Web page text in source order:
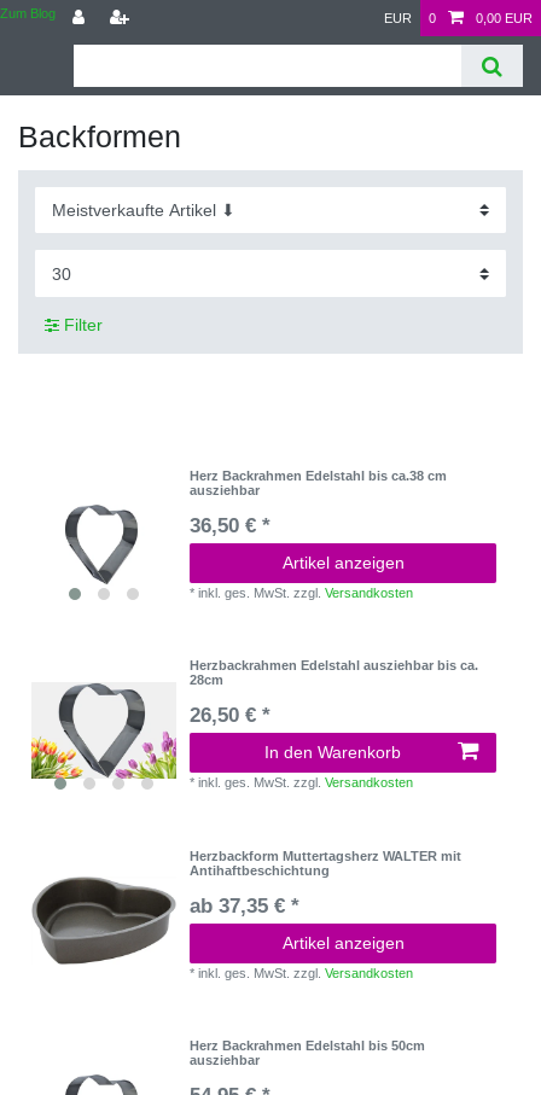
Zum Blog EUR 0 0,00 EUR
Backformen
Filter
Herz Backrahmen Edelstahl bis ca.38 cm
ausziehbar
36,50 € *
Artikel anzeigen
*inkl. ges. MwSt. zzgl.Versandkosten
Herzbackrahmen Edelstahl ausziehbar bis ca.
28cm
26,50 € *
In den Warenkorb
*inkl. ges. MwSt. zzgl.Versandkosten
Herzbackform Muttertagsherz WALTER mit
Antihaftbeschichtung
ab 37,35 € *
Artikel anzeigen
*inkl. ges. MwSt. zzgl.Versandkosten
Herz Backrahmen Edelstahl bis 50cm
ausziehbar